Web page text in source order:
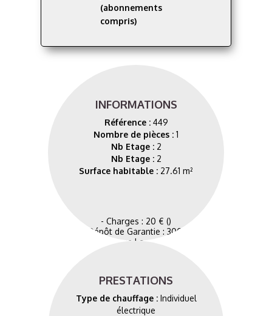
(abonnements
compris)
INFORMATIONS
Référence : 449
Nombre de pièces : 1
Nb Etage : 2
Nb Etage : 2
Surface habitable : 27.61 m²
- Charges : 20 € ()
- Dépôt de Garantie : 300 €
- Honoraires Charge Locataire : 300 € TTC
PRESTATIONS
Type de chauffage : Individuel
électrique